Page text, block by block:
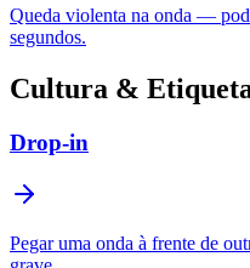
Queda violenta na onda —
segundos.
Cultura &
Drop-in
Pegar uma onda à frente de